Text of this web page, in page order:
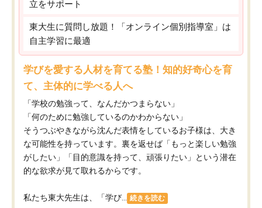
立をサポート
東大生に質問し放題！「オンライン個別指導室」は
自主学習に最適
学びを愛する人材を育てる塾！知的好奇心を育
て、主体的に学べる人へ
「学校の勉強って、なんだかつまらない」
「何のために勉強しているのかわからない」
そうつぶやきながら沈んだ表情をしているお子様は、大き
な可能性を持っています。裏を返せば「もっと楽しい勉強
がしたい」「目的意識を持って、頑張りたい」という潜在
的な欲求が見て取れるからです。
私たち東大先生は、「学び... 続きを読む